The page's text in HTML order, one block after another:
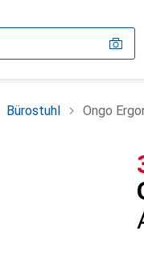
Bürostuhl Ongo